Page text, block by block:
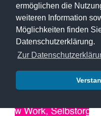
ermöglichen die
weiteren Information
Möglichkeiten finden
Datenschutzerklärung.
Zur
12.12.2019 21:22
In einer der letzten
über Werte...